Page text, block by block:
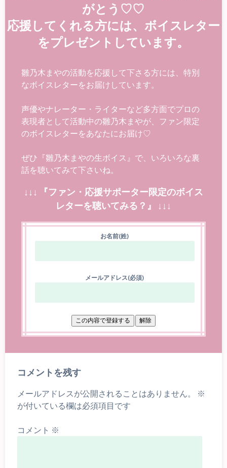
がとう♡♡
応援してくれる方には、ボイスレター
をプレゼントしています。
雛乃木まやの活動を応援して下さる方には、特別
なボイスレターをお届けしています。
声優やナレーター・ライターなど多方面でプロの
表現者として活動中の雛乃木まやが、ファン限定
のボイスレターをあなたにお届け♡
ぜひ『雛乃木まやの生ボイス』で、いろいろな裏
話を聴いてみて下さいね。
↓↓↓ 『ファン・応援サポーター限定のボイス
レターを聴いてみる？』 ↓↓↓
お名前(姓)
メールアドレス(必須)
コメントを残す
メールアドレスが公開されることはありません。
※
が付いている欄は必須項目です
コメント ※